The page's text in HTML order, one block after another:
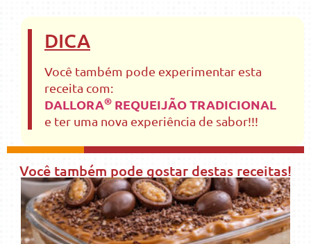
DICA
Você também pode experimentar esta
receita com:
DALLORA® REQUEIJÃO TRADICIONAL
e ter uma nova experiência de sabor!!!
Você também pode gostar destas receitas!